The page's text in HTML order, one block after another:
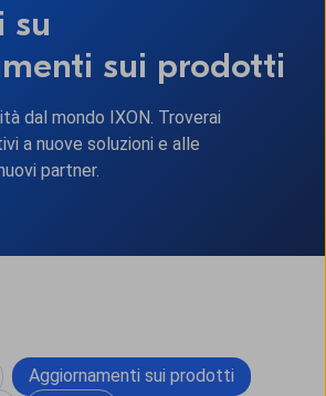
su
sui prodotti
dal mondo IXON. Troverai
a nuove soluzioni e alle
partner.
Aggiornamenti sui prodotti